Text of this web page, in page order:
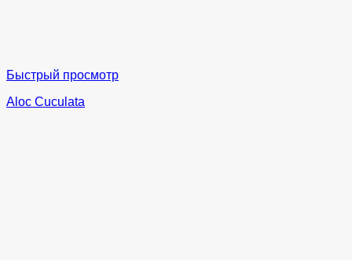
Быстрый просмотр
Aloc Cuculata